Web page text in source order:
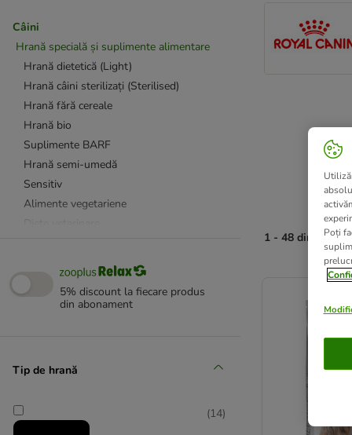
Câini
Hrană specială și suplimente alimentare
Hrană dietetică (Light)
Hrană câini sterilizați (Sterilised)
Hrană fără cereale
Hrană bio
Suplimente BARF
Hrană semi-umedă
Sensitiv
Alimente vegetariene
Vitamine și minerale
Hrană cu înalt conținut de carne
Stomac și intestine
5% discount la fiecare produs
din abonament
Tip de hrană
(14)
1 - 48 din 80
product items
Poți